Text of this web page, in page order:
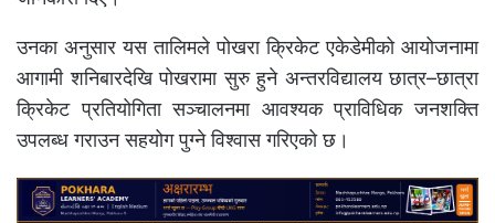
उनका अनुसार यस तालिमले पोखरा क्रिकेट एकेडेमीको आयोजनामा
आगामी शनिबारदेखि पोखरामा सुरु हुने अन्तरविद्यालय छात्र–छात्रा
क्रिकेट प्रतियोगिता सञ्चालनमा आवश्यक प्राविधिक जनशक्ति
उपलब्ध गराउन सहयोग पुग्ने विश्वास गरिएको छ।